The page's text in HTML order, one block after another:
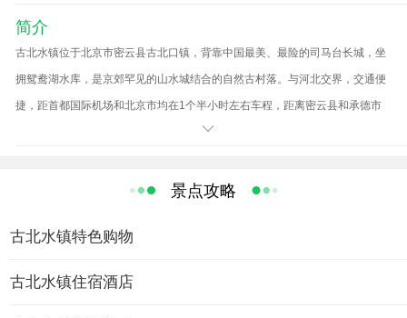
路到达度假区; 2、乘坐24路公交车到左家庄，换乘980或
980（快）公车，到密云西大桥站下车，换乘51路公车到达
度假区。 密云县城出发： 1、乘51路公车到达度假区 自驾
路线 沿京承高速公路行驶460米，在涝洼桥从司马台长城
弯，行驶20米，到达终点。
简介
古北水镇位于北京市密云县古北口镇，背靠中国最美、最险的司马台长城，坐
拥鸳鸯湖水库，是京郊罕见的山水城结合的自然古村落。与河北交界，交通便
捷，距首都国际机场和北京市均在1个半小时左右车程，距离密云县和承德市
约45分钟车程。整个景区是在原有的三个自然村落基础上整治改建而成，保存
前，景区开放有民国街区，老营区，水街风情区，卧龙堡民俗文化区，汤河古
有着千年历史的古北水镇，古朴、典雅，鳞次栉比的房屋，青石板的老街，悠
也依然可以感受到它的美丽。古镇内水网纵横，古老的汤河支流萦绕其间，古
景点攻略
古北水镇特色购物
古北水镇住宿酒店